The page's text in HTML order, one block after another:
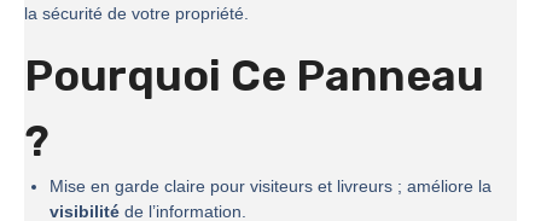
la sécurité de votre propriété.
Pourquoi Ce Panneau
?
Mise en garde claire pour visiteurs et livreurs ; améliore la
visibilité de l’information.